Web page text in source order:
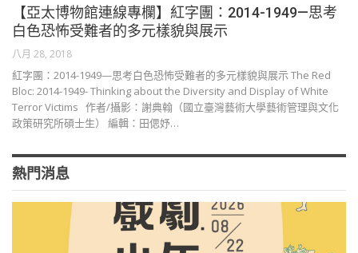
【亞太博物館連線專欄】紅字團：2014-1949—思考
白色恐怖受難者的多元樣貌與展示
八月 28, 2018
紅字團：2014-1949—思考白色恐怖受難者的多元樣貌與展示 The Red
Bloc: 2014-1949- Thinking about the Diversity and Display of White
Terror Victims 作者∕攝影：謝典翰（國立臺灣藝術大學藝術管理與文化
政策研究所碩士生） 編輯：田偲妤…
熱門消息